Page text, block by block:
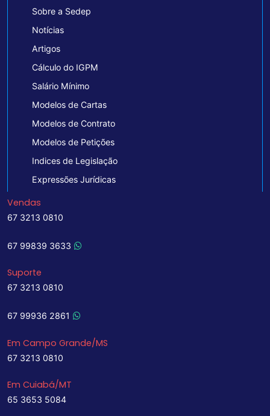
Sobre a Sedep
Notícias
Artigos
Cálculo do IGPM
Salário Mínimo
Modelos de Cartas
Modelos de Contrato
Modelos de Petições
Indices de Legislação
Expressões Jurídicas
Vendas
67 3213 0810
67 99839 3633
Suporte
67 3213 0810
67 99936 2861
Em Campo Grande/MS
67 3213 0810
Em Cuiabá/MT
65 3653 5084